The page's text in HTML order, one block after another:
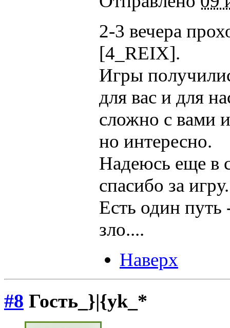
2-3 вечера
[4_REIX].
Игры
для вас и для
сложно с вами
но интересно.
Надеюсь еще в
спасибо за игру.
Есть один
зло....
Наверх
#8 Гость_}|{yk_*